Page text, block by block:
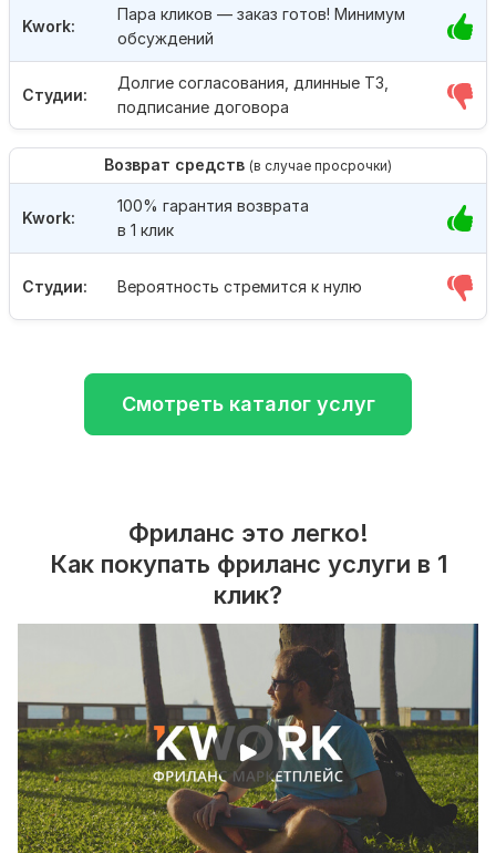
Студии:
Долгие согласования, длинные ТЗ,
подписание договора
Kwork:
Пара кликов — заказ готов! Минимум
обсуждений
Возврат средств (в случае просрочки)
Студии: Вероятность стремится к нулю
Kwork:
100% гарантия возврата
в 1 клик
Смотреть каталог услуг
Фриланс это легко!
Как покупать фриланс услуги в 1
клик?